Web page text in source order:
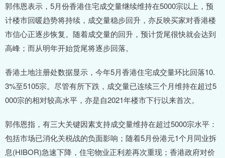
郭伟恩表示，5月份香港住宅成交量继续维持在5000宗以上，预
计楼市回暖趋势将持续，成交量稳步回升，亦反映买家对香港楼
市信心正逐步恢复。随着成交量的回升，预计货尾很快就会达到
高峰；而从明年开始货尾将逐步回落。
香港土地注册处数据显示，今年5月香港住宅成交量环比回落10.
3%至5105宗。尽管有所下跌，成交量已连续三个月维持在超过5
000宗的相对较高水平，亦是自2021年楼市下行以来首次。
郭伟恩指，有三大关键因素支持成交量维持在超过5000宗水平：
包括市场已消化关税战的负面影响；随着5月份港元1个月同业拆
息(HIBOR)急速下降，住宅物业正利差再次重现；香港政府对价